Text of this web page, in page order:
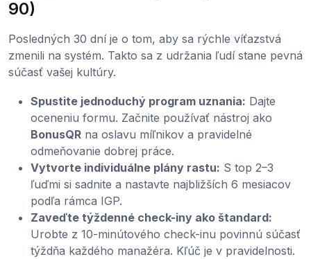
90)
Posledných 30 dní je o tom, aby sa rýchle víťazstvá
zmenili na systém. Takto sa z udržania ľudí stane pevná
súčasť vašej kultúry.
Spustite jednoduchý program uznania: Dajte
oceneniu formu. Začnite používať nástroj ako
BonusQR na oslavu míľnikov a pravidelné
odmeňovanie dobrej práce.
Vytvorte individuálne plány rastu: S top 2–3
ľuďmi si sadnite a nastavte najbližších 6 mesiacov
podľa rámca IGP.
Zaveďte týždenné check-iny ako štandard:
Urobte z 10-minútového check-inu povinnú súčasť
týždňa každého manažéra. Kľúč je v pravidelnosti.